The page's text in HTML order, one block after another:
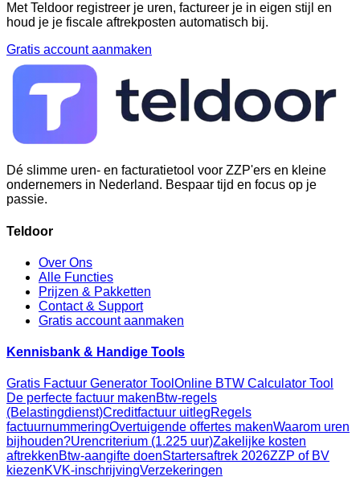
Met Teldoor registreer je uren, factureer je in eigen stijl en
houd je je fiscale aftrekposten automatisch bij.
Gratis account aanmaken
Dé slimme uren- en facturatietool voor ZZP'ers en kleine
ondernemers in Nederland. Bespaar tijd en focus op je
passie.
Teldoor
Over Ons
Alle Functies
Prijzen & Pakketten
Contact & Support
Gratis account aanmaken
Kennisbank & Handige Tools
Gratis Factuur Generator Tool Online BTW Calculator Tool
De perfecte factuur makenBtw-regels
(Belastingdienst)Creditfactuur uitlegRegels
factuurnummeringOvertuigende offertes makenWaarom uren
bijhouden?Urencriterium (1.225 uur)Zakelijke kosten
aftrekkenBtw-aangifte doenStartersaftrek 2026ZZP of BV
kiezenKVK-inschrijvingVerzekeringen